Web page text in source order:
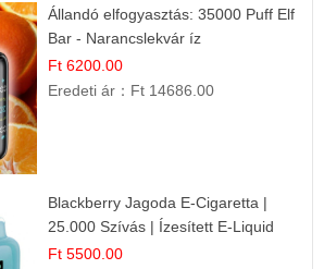
Állandó elfogyasztás: 35000 Puff Elf
Bar - Narancslekvár íz
Ft 6200.00
Eredeti ár： Ft 14686.00
Blackberry Jagoda E-Cigaretta |
25.000 Szívás | Ízesített E-Liquid
Ft 5500.00